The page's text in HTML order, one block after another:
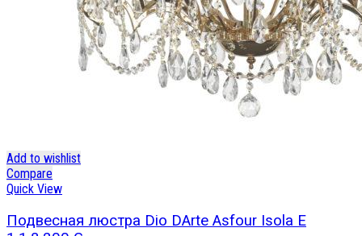
Add to wishlist
Compare
Quick View
Подвесная люстра Dio DArte Asfour Isola E